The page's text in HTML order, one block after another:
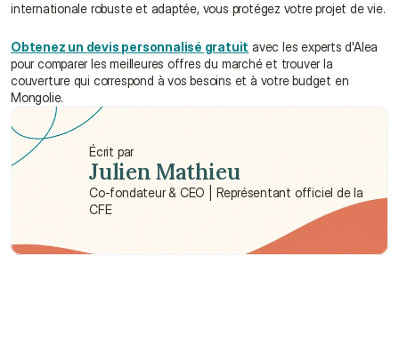
internationale robuste et adaptée, vous protégez votre projet de vie.
Obtenez un devis personnalisé gratuit avec les experts d'Alea
pour comparer les meilleures offres du marché et trouver la
couverture qui correspond à vos besoins et à votre budget en
Mongolie.
Écrit par
Julien Mathieu
Co-fondateur & CEO | Représentant officiel de la
CFE